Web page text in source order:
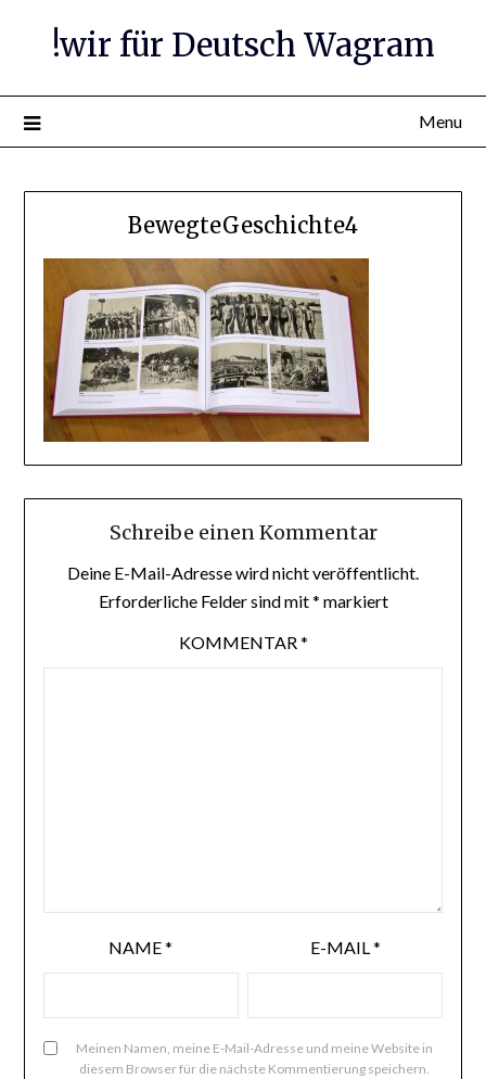
!wir für Deutsch Wagram
Menu
BewegteGeschichte4
Schreibe einen Kommentar
Deine E-Mail-Adresse wird nicht veröffentlicht.
Erforderliche Felder sind mit* markiert
KOMMENTAR*
NAME* E-MAIL*
Meinen Namen, meine E-Mail-Adresse und meine Website in
diesem Browser für die nächste Kommentierung speichern.